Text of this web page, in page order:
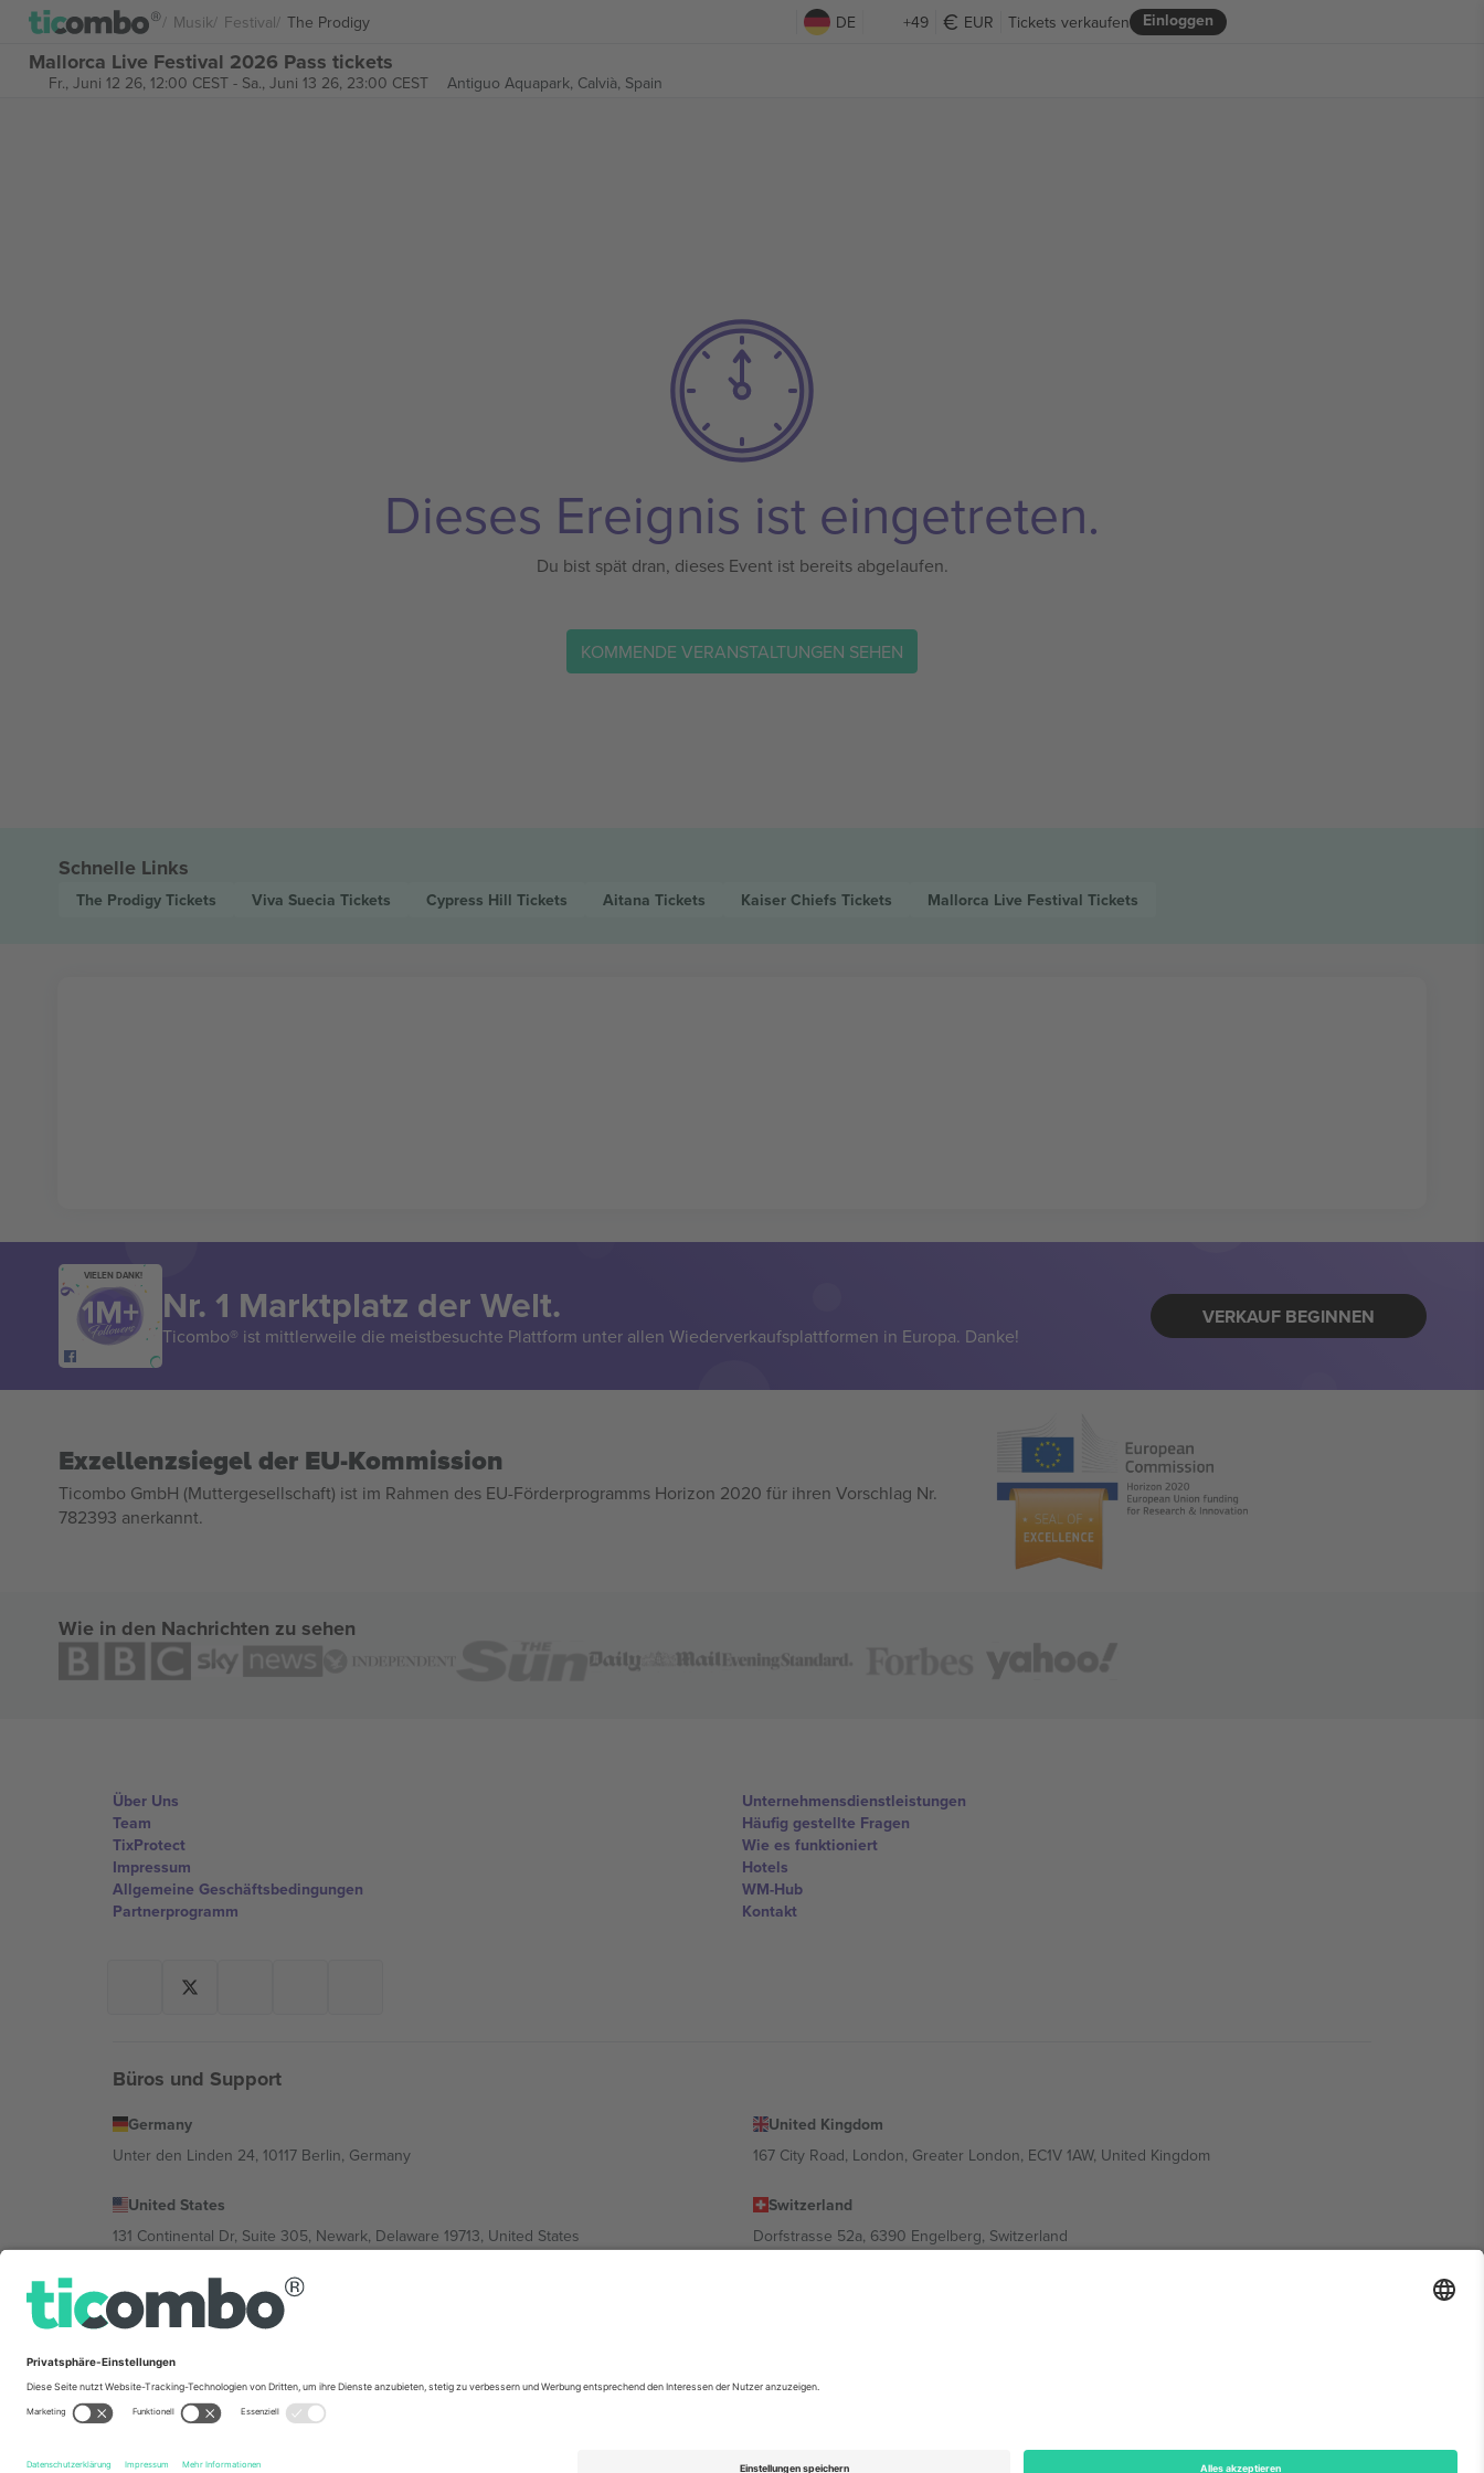
Musik Festival The Prodigy DE +49 EUR Einloggen
Tickets verkaufen
Mallorca Live Festival 2026 Pass tickets
Fr., Juni 12 26, 12:00 CEST- Sa., Juni 13 26, 23:00 CEST Antiguo Aquapark, Calvià, Spain
Dieses Ereignis ist eingetreten.
Du bist spät dran, dieses Event ist bereits abgelaufen.
KOMMENDE VERANSTALTUNGEN SEHEN
Schnelle Links
The Prodigy Tickets Viva Suecia Tickets Cypress Hill Tickets Aitana Tickets Kaiser Chiefs Tickets Mallorca Live Festival Tickets
VIELEN DANK!
Nr. 1 Marktplatz der Welt.
Ticombo® ist mittlerweile die meistbesuchte Plattform unter allen Wiederverkaufsplattformen in Europa. Danke!
VERKAUF BEGINNEN
Exzellenzsiegel der EU-Kommission
Ticombo GmbH (Muttergesellschaft) ist im Rahmen des EU-Förderprogramms Horizon 2020 für ihren Vorschlag Nr.
782393 anerkannt.
Wie in den Nachrichten zu sehen
Über Uns
Team
TixProtect
Impressum
Allgemeine Geschäftsbedingungen
Partnerprogramm
Unternehmensdienstleistungen
Häufig gestellte Fragen
Wie es funktioniert
Hotels
WM-Hub
Kontakt
Büros und Support
Germany
Unter den Linden 24, 10117 Berlin, Germany
United Kingdom
167 City Road, London, Greater London, EC1V 1AW, United Kingdom
United States
131 Continental Dr, Suite 305, Newark, Delaware 19713, United States
Switzerland
Dorfstrasse 52a, 6390 Engelberg, Switzerland
Bulgaria
Regus Sofia City West, bul Totleben 53-55, 1606 Sofia, Bulgaria
Mexico
Av Chapultepec 360, Roma Norte, Cuauhtémoc, 06700 Ciudad de México, CDMX, Mexico
im Impressum und in den Allgemeinen Geschäftsbedingungen.,
© 2026 Ticombo. Alle Rechte vorbehalten.